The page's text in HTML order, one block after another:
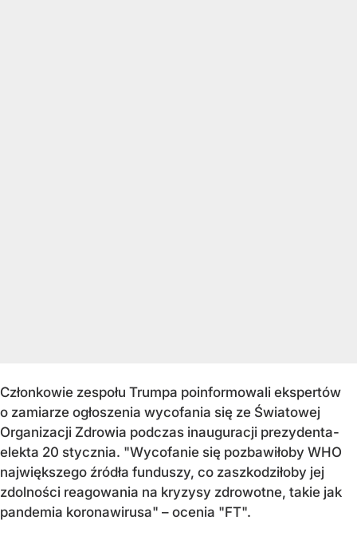
Członkowie zespołu Trumpa poinformowali ekspertów
o zamiarze ogłoszenia wycofania się ze Światowej
Organizacji Zdrowia podczas inauguracji prezydenta-
elekta 20 stycznia. "Wycofanie się pozbawiłoby WHO
największego źródła funduszy, co zaszkodziłoby jej
zdolności reagowania na kryzysy zdrowotne, takie jak
pandemia koronawirusa" – ocenia "FT".